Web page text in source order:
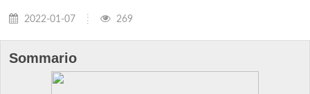
2022-01-07 269
Sommario